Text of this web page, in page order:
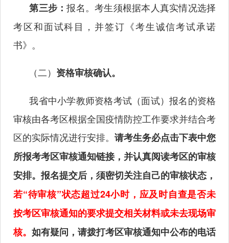
第三步：报名。考生须根据本人真实情况选择
考区和面试科目，并签订《考生诚信考试承诺
书》。
（二） 资格审核确认。
我省中小学教师资格考试（面试）报名的资格
审核由各考区根据全国疫情防控工作要求并结合考
区的实际情况进行安排。 请考生务必点击下表中您
所报考考区审核通知链接，并认真阅读考区的审核
安排。报名提交后，须密切关注自己的审核状态，
若“待审核”状态超过24小时， 应及时自查是否未
按考区审核通知的要求提交相关材料或未去现场审
核。 如有疑问，请拨打考区审核通知中公布的电话